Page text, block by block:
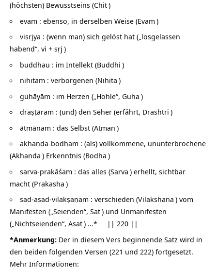
(höchsten) Bewusstseins (Chit)
evam : ebenso, in derselben Weise (Evam )
visṛjya : (wenn man) sich gelöst hat („losgelassen
habend“, vi + sṛj )
buddhau : im Intellekt (Buddhi )
nihitam : verborgenen (Nihita )
guhāyām : im Herzen („Höhle“, Guha )
draṣṭāram : (und) den Seher (erfährt, Drashtri )
ātmānam : das Selbst (Atman )
akhaṇḍa-bodham : (als) vollkommene, ununterbrochene
(Akhanda ) Erkenntnis (Bodha )
sarva-prakāśam : das alles (Sarva ) erhellt, sichtbar
macht (Prakasha )
sad-asad-vilakṣaṇam : verschieden (Vilakshana ) vom
Manifesten („Seienden“, Sat) und Unmanifesten
(„Nichtseienden“, Asat) …* || 220 ||
*Anmerkung: Der in diesem Vers beginnende Satz wird in
den beiden folgenden Versen (221 und 222) fortgesetzt.
Mehr Informationen: